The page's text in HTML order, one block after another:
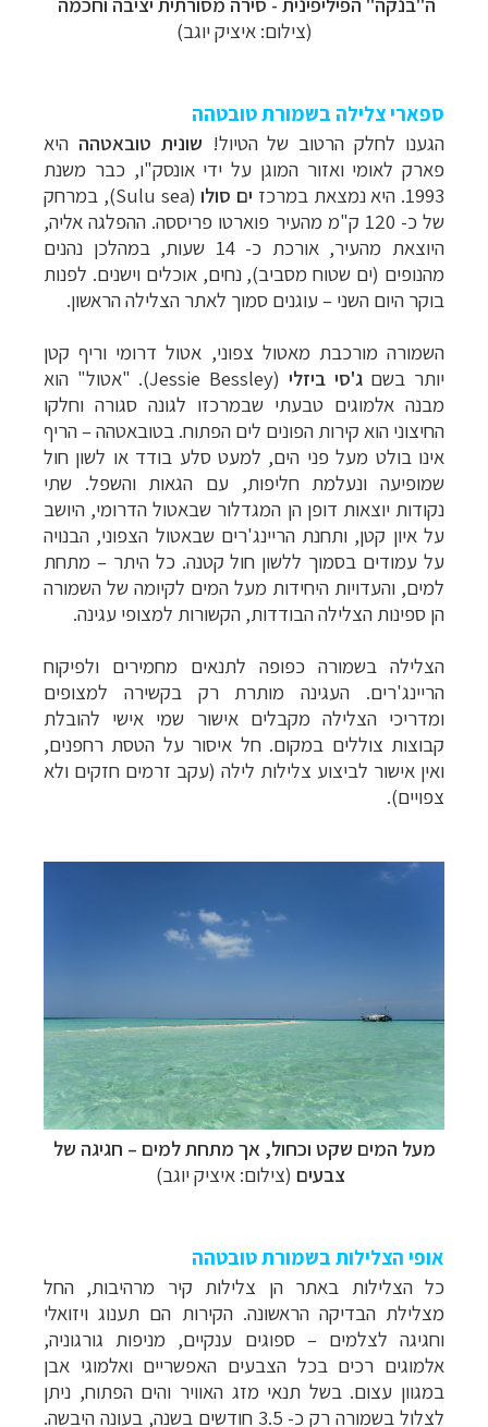
(צילום: איציק יוגב)
ספארי צלילה בשמורת טובטהה
הגענו לחלק הרטוב של הטיול! שונית טובאטהה היא
פארק לאומי ואזור המוגן על ידי אונסק"ו, כבר משנת
1993. היא נמצאת במרכז
ים סולו(
Sulu sea
), במרחק
של כ-
. ההפלגה אליה,
היוצאת מהעיר, אורכת כ- 14 שעות, במהלכן נהנים
מהנופים (ים שטוח מסביב), נחים, אוכלים וישנים. לפנות
בוקר היום השני – עוגנים סמוך לאתר הצלילה הראשון.
השמורה מורכבת מאטול צפוני, אטול דרומי וריף קטן
יותר בשםג'סי ביזלי (
Jessie Bessley). "אטול" הוא
מבנה אלמוגים טבעתי שבמרכזו לגונה סגורה וחלקו
החיצוני הוא קירות הפונים לים הפתוח. בטובאטהה – הריף
אינו בולט מעל פני הים, למעט סלע בודד או לשון חול
שמופיעה ונעלמת חליפות, עם הגאות והשפל. שתי
נקודות יוצאות דופן הן המגדלור שבאטול הדרומי, היושב
על איון קטן, ותחנת הריינג'רים שבאטול הצפוני, הבנויה
על עמודים בסמוך ללשון חול קטנה. כל היתר – מתחת
למים, והעדויות היחידות מעל המים לקיומה של השמורה
הן ספינות הצלילה הבודדות, הקשורות למצופי עגינה.
הצלילה בשמורה כפופה לתנאים מחמירים ולפיקוח
הריינג'רים. העגינה מותרת רק בקשירה למצופים
ומדריכי הצלילה מקבלים אישור שמי אישי להובלת
קבוצות צוללים במקום. חל איסור על הטסת רחפנים,
ואין אישור לביצוע צלילות לילה (עקב זרמים חזקים ולא
צפויים).
מעל המים שקט וכחול, אך מתחת למים – חגיגה של
צבעים (צילום: איציק יוגב)
אופי הצלילות בשמורת טובטהה
כל הצלילות באתר הן צלילות קיר מרהיבות, החל
מצלילת הבדיקה הראשונה. הקירות הם תענוג ויזואלי
וחגיגה לצלמים – ספוגים ענקיים, מניפות גורגוניה,
אלמוגים רכים בכל הצבעים האפשריים ואלמוגי אבן
במגוון עצום. בשל תנאי מזג האוויר והים הפתוח, ניתן
לצלול בשמורה רק כ- 3.5 חודשים בשנה, בעונה היבשה.